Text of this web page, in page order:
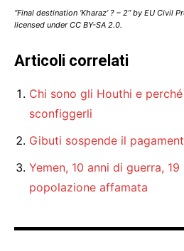
“Final destination ‘Kharaz’ ? – 2” by EU Civil
licensed under CC BY-SA 2.0.
Articoli correlati
Chi sono gli Houthi e
sconfiggerli
Gibuti sospende il
Yemen, 10 anni di guerra,
popolazione affamata